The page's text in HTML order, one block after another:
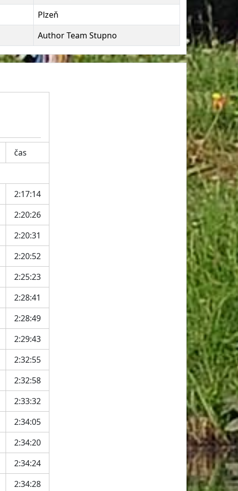
Plzeň
Author Team Stupno
čas
2:17:14
2:20:26
2:20:31
2:20:52
2:25:23
2:28:41
2:28:49
2:29:43
2:32:55
2:32:58
2:33:32
2:34:05
2:34:20
2:34:24
2:34:28